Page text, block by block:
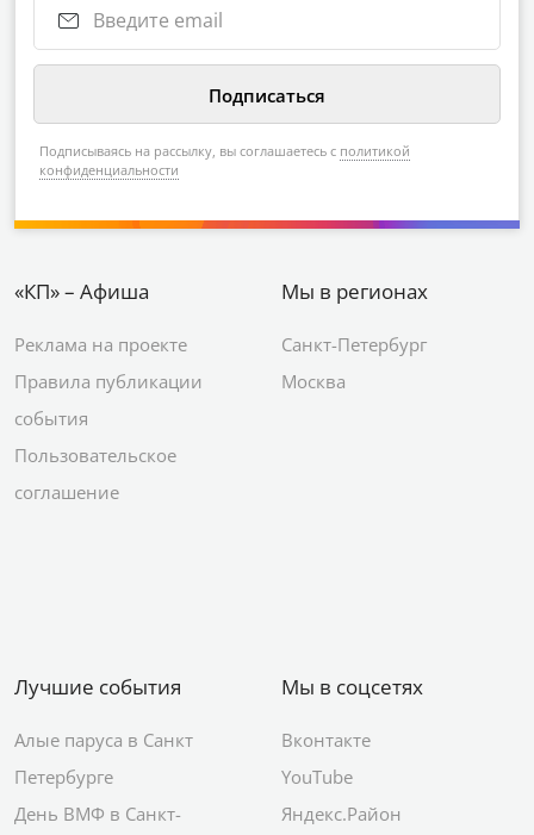
Подписываясь на рассылку, вы соглашаетесь с политикой
конфиденциальности
«КП» – Афиша
Реклама на проекте
Правила публикации
события
Пользовательское
соглашение
Мы в регионах
Санкт-Петербург
Москва
Лучшие события
Алые паруса в Санкт
Петербурге
День ВМФ в Санкт-
Мы в соцсетях
Вконтакте
YouTube
Яндекс.Район